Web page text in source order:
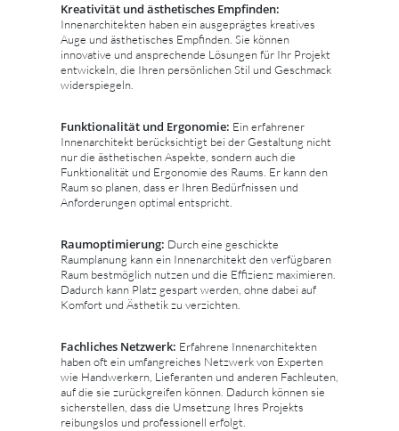
Kreativität und ästhetisches Empfinden:
Innenarchitekten haben ein ausgeprägtes kreatives
Auge und ästhetisches Empfinden. Sie können
innovative und ansprechende Lösungen für Ihr Projekt
entwickeln, die Ihren persönlichen Stil und Geschmack
widerspiegeln.
Funktionalität und Ergonomie: Ein erfahrener
Innenarchitekt berücksichtigt bei der Gestaltung nicht
nur die ästhetischen Aspekte, sondern auch die
Funktionalität und Ergonomie des Raums. Er kann den
Raum so planen, dass er Ihren Bedürfnissen und
Anforderungen optimal entspricht.
Raumoptimierung: Durch eine geschickte
Raumplanung kann ein Innenarchitekt den verfügbaren
Raum bestmöglich nutzen und die Effizienz maximieren.
Dadurch kann Platz gespart werden, ohne dabei auf
Komfort und Ästhetik zu verzichten.
Fachliches Netzwerk: Erfahrene Innenarchitekten
haben oft ein umfangreiches Netzwerk von Experten
wie Handwerkern, Lieferanten und anderen Fachleuten,
auf die sie zurückgreifen können. Dadurch können sie
sicherstellen, dass die Umsetzung Ihres Projekts
reibungslos und professionell erfolgt.